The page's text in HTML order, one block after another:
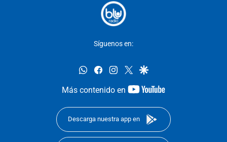
Síguenos en:
whatsappfacebookinstagram
twittergoogle
Más contenido en
youtube-
Descarga nuestra app en